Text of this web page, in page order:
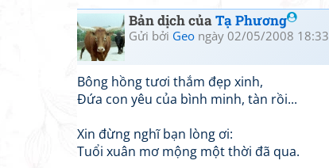
Bản dịch củaTạ Phương
Gửi bởi Geo ngày 02/05/2008 18:33
Bông hồng tươi thắm đẹp xinh,
Đứa con yêu của bình minh, tàn rồi...
Xin đừng nghĩ bạn lòng ơi:
Tuổi xuân mơ mộng một thời đã qua.